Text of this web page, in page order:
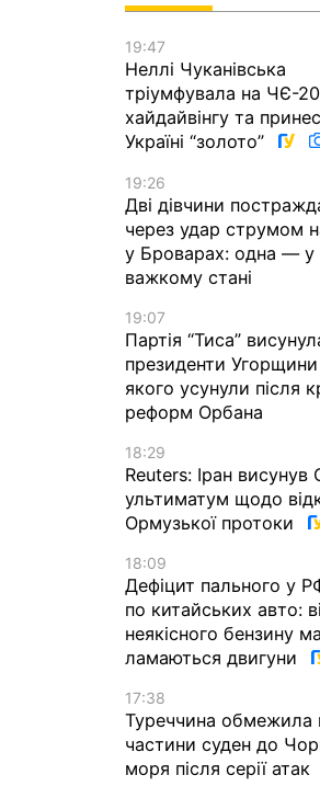
19:47
Неллі Чуканівська
тріумфувала на ЧЄ-
хайдайвінгу та
Україні “золото”
19:26
Дві дівчини
через удар струмом
у Броварах: одна — у
важкому стані
19:07
Партія “Тиса”
президенти
якого усунули після
реформ Орбана
18:29
Reuters: Іран
ультиматум щодо
Ормузької протоки
18:09
Дефіцит пального у
по китайських авто:
неякісного бензину
ламаються двигуни
17:38
Туреччина обмежила
частини суден до
моря після серії атак